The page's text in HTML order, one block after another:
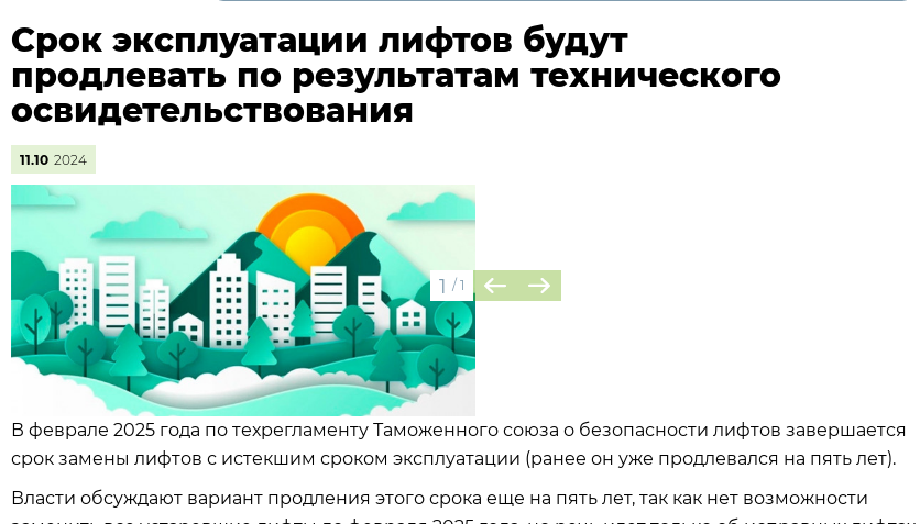
Срок эксплуатации лифтов будут
продлевать по результатам технического
освидетельствования
11.10 2024
1 / 1
В феврале 2025 года по техрегламенту Таможенного союза о безопасности лифтов завершается
срок замены лифтов с истекшим сроком эксплуатации (ранее он уже продлевался на пять лет).
Власти обсуждают вариант продления этого срока еще на пять лет, так как нет возможности